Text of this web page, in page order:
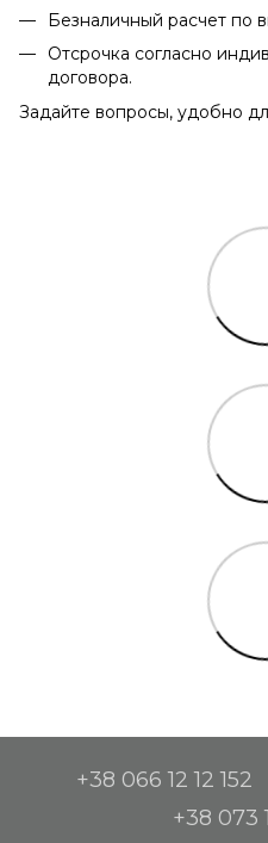
Безналичный расчет по
Отсрочка согласно
договора.
Задайте вопросы, удобно
+38 066 12 12 152
+38 073